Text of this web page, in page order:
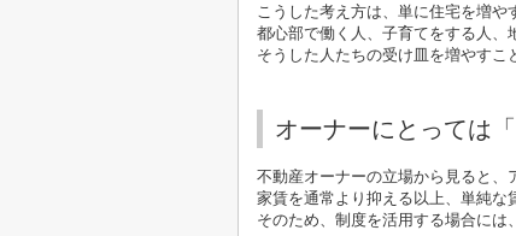
こうした考え方は、単に住宅を増や
都心部で働く人、子育てをする人、
そうした人たちの受け皿を増やすこ
オーナーにとっては
不動産オーナーの立場から見ると、
家賃を通常より抑える以上、単純な
そのため、制度を活用する場合には